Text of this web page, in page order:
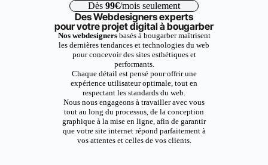
Dès 99€/mois seulement
Des Webdesigners experts
pour votre projet digital à bougarber
Nos webdesignersbasés à bougarber maîtrisent
les dernières tendances et technologies du web
pour concevoir des sites esthétiques et
performants.
Chaque détail est pensé pour offrir une
expérience utilisateur optimale, tout en
respectant les standards du web.
Nous nous engageons à travailler avec vous
tout au long du processus, de la conception
graphique à la mise en ligne, afin de garantir
que votre site internet répond parfaitement à
vos attentes et celles de vos clients.